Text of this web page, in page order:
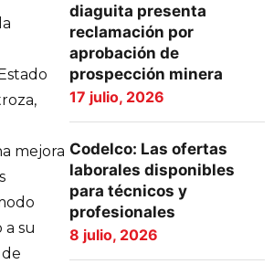
mejora
su
diaguita presenta
reclamación por
aprobación de
prospección minera
17 julio, 2026
Codelco: Las ofertas
laborales disponibles
para técnicos y
profesionales
8 julio, 2026